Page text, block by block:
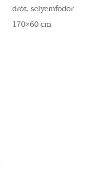
drót, selyemfodor
170×60 cm